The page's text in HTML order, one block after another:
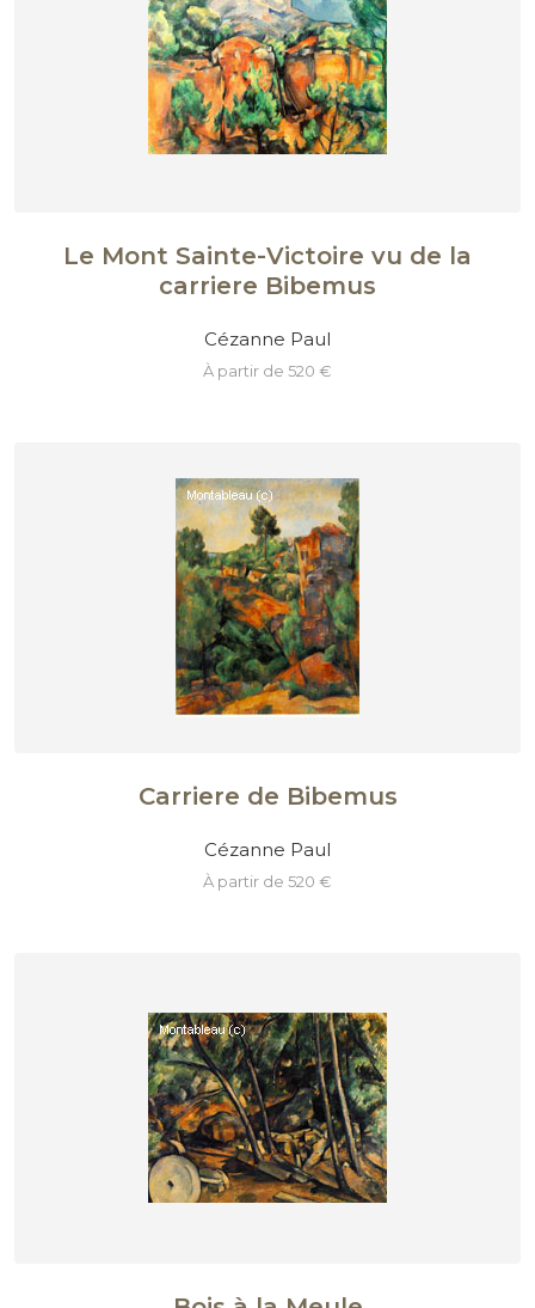
Le Mont Sainte-Victoire vu de la
carriere Bibemus
Cézanne Paul
à partir de 520 €
Carriere de Bibemus
Cézanne Paul
à partir de 520 €